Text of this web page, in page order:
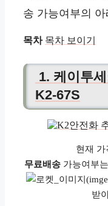
송 가능여부의
목차 목차 보이기
1. 케이투
K2-67S
현재 가
무료배송가능여부
받